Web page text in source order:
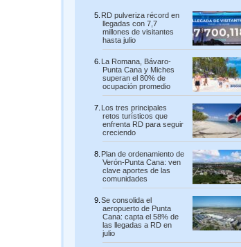
RD pulveriza récord en
llegadas con 7,7
millones de visitantes
hasta julio
La Romana, Bávaro-
Punta Cana y Miches
superan el 80% de
ocupación promedio
Los tres principales
retos turísticos que
enfrenta RD para seguir
creciendo
Plan de ordenamiento de
Verón-Punta Cana: ven
clave aportes de las
comunidades
Se consolida el
aeropuerto de Punta
Cana: capta el 58% de
las llegadas a RD en
julio